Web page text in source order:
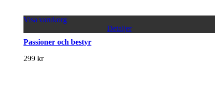
Visa varukorg
Detaljer
Passioner och bestyr
299 kr